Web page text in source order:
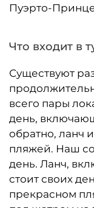
Пуэрто-
Что входит в
Существуют
всего пары
день,
обратно, ланч
пляжей. Наш
день. Ланч,
стоит своих
прекрасном